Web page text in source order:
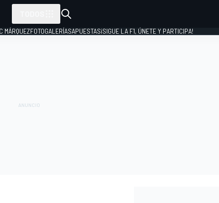
MÁRQUEZFOTOGALERÍASAPUESTAS¡SIGUE LA F1, ÚNETE Y PARTICIPA!